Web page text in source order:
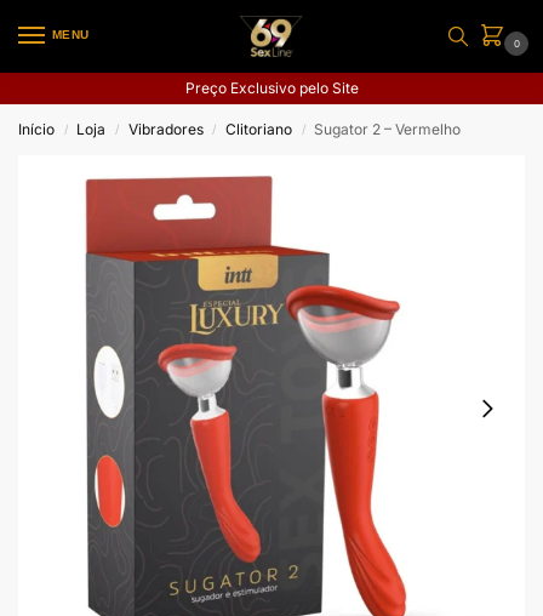
MENU
0
Preço Exclusivo pelo Site
Início / Loja / Vibradores / Clitoriano / Sugator 2 – Vermelho